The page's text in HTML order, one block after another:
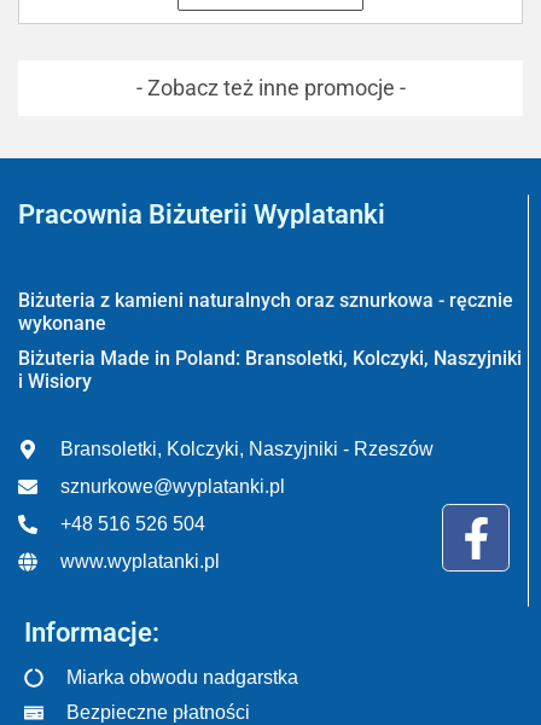
- Zobacz też inne promocje -
Pracownia Biżuterii Wyplatanki
Biżuteria z kamieni naturalnych oraz sznurkowa - ręcznie
wykonane
Biżuteria Made in Poland: Bransoletki, Kolczyki, Naszyjniki
i Wisiory
Bransoletki, Kolczyki, Naszyjniki - Rzeszów
sznurkowe@wyplatanki.pl
+48 516 526 504
www.wyplatanki.pl
Informacje:
Miarka obwodu nadgarstka
Bezpieczne płatności